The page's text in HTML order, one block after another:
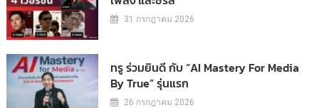
31 กรกฎาคม 2026
ทรู ร่วมยินดี กับ “AI Mastery For Media
By True” รุ่นแรก
26 กรกฎาคม 2026